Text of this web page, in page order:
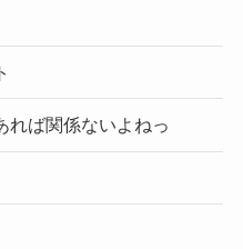
れば関係ないよねっ